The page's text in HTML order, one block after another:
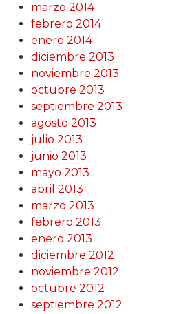
marzo 2014
febrero 2014
enero 2014
diciembre 2013
noviembre 2013
octubre 2013
septiembre 2013
agosto 2013
julio 2013
junio 2013
mayo 2013
abril 2013
marzo 2013
febrero 2013
enero 2013
diciembre 2012
noviembre 2012
octubre 2012
septiembre 2012